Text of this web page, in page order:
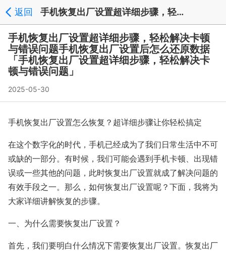
返回 手机恢复出厂设置超详细步骤，轻松解决卡顿与错误问题手机恢复出厂设置后怎么还原数据「手机恢复出厂设置超详细步骤，轻松解决卡顿与错误问题」 - 文章中心
手机恢复出厂设置超详细步骤，轻松解决卡顿
与错误问题手机恢复出厂设置后怎么还原数据
「手机恢复出厂设置超详细步骤，轻松解决卡
顿与错误问题」
2025-05-30
手机恢复出厂设置怎么恢复？超详细步骤让你轻松搞定
在这个数字化的时代，手机已经成为了我们日常生活中不可
或缺的一部分。有时候，我们可能会遇到手机卡顿、出现错
误或一些其他的问题，此时恢复出厂设置就成了解决问题的
有效手段之一。那么，如何恢复出厂设置呢？下面，我将为
大家详细讲解恢复的步骤。
一、为什么需要恢复出厂设置？
首先，我们要明白什么情况下需要恢复出厂设置。恢复出厂